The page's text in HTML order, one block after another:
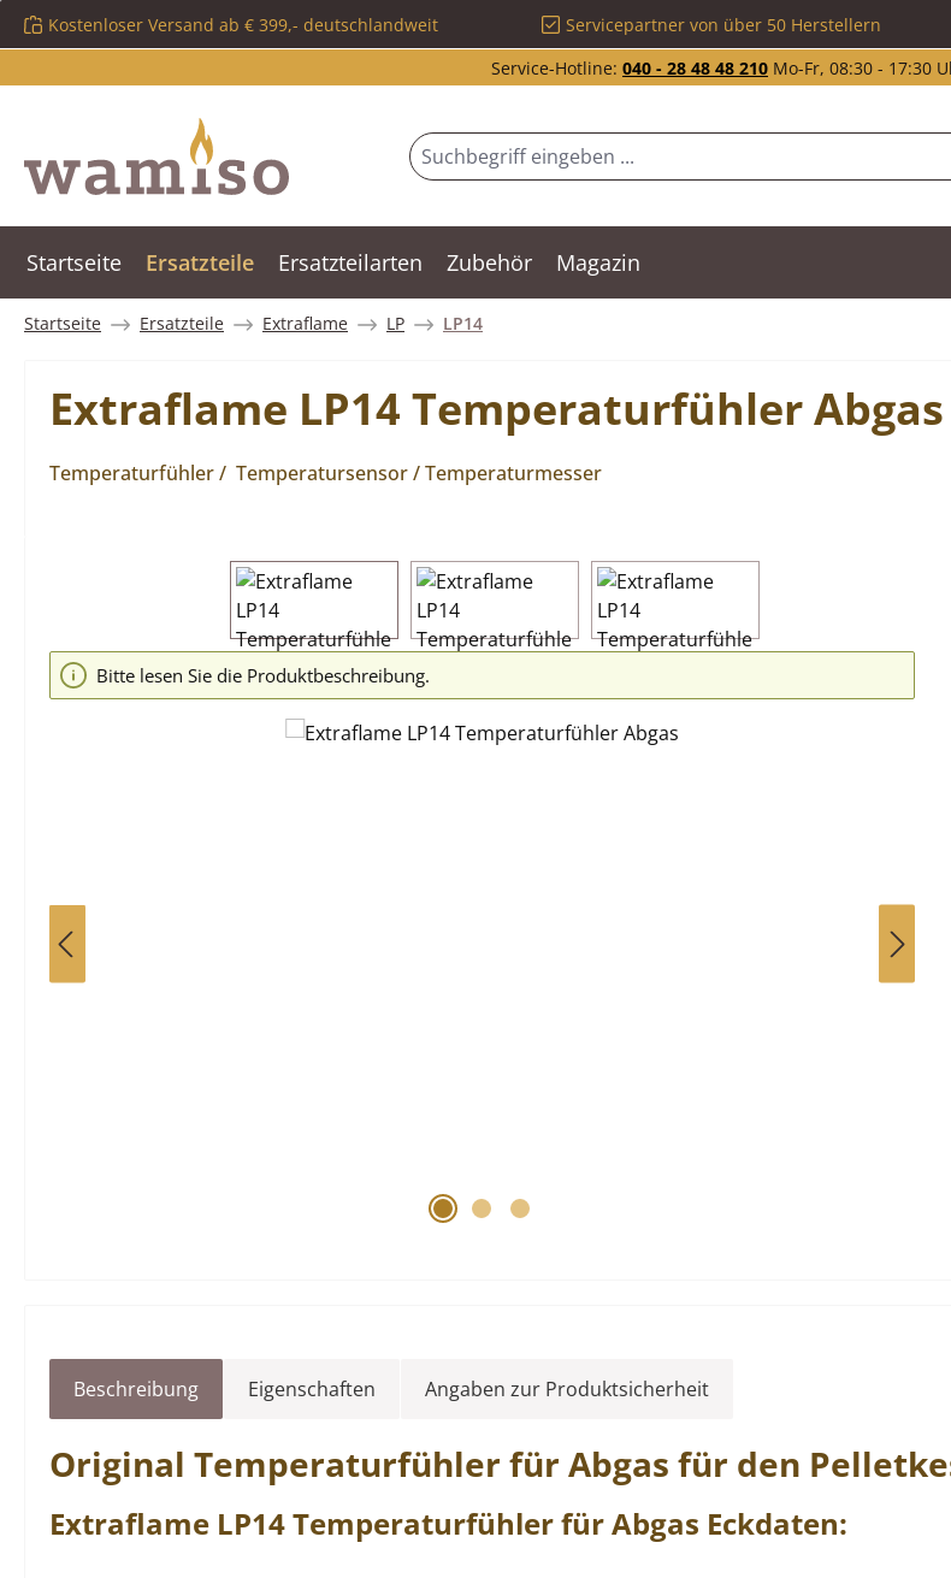
Hauptinhalt springen
Zur Suche springen
Zur Hauptnavigation springen
Kostenloser Versand ab € 399,- deutschlandweit Servicepartner von über 50 Herstellern
Service-Hotline: 040 - 28 48 48 210 Mo-Fr, 08:30 - 17:30
Startseite Ersatzteile Ersatzteilarten Zubehör Magazin
Startseite Ersatzteile Extraflame LP LP14
Extraflame LP14 Temperaturfühler Abgas
Temperaturfühler / Temperatursensor / Temperaturmesser
Bildergalerie überspringen
Bitte lesen Sie die Produktbeschreibung.
Beschreibung Eigenschaften Angaben zur Produktsicherheit
Original Temperaturfühler für Abgas für den
Extraflame LP14TemperaturfühlerfürAbgas Eckdaten: